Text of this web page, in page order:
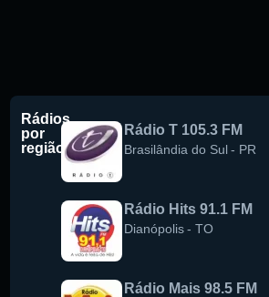
Rádios
por
região
Rádio T 105.3 FM
Brasilândia do Sul - PR
Rádio Hits 91.1 FM
Dianópolis -TO
Rádio Mais 98.5 FM